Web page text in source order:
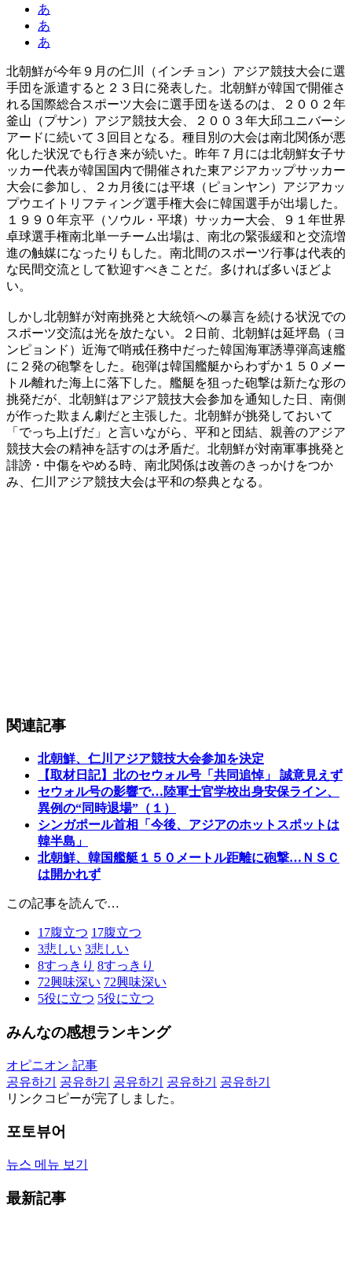
あ
あ
あ
北朝鮮が今年９月の仁川（インチョン）アジア競技大会に選
手団を派遣すると２３日に発表した。北朝鮮が韓国で開催さ
れる国際総合スポーツ大会に選手団を送るのは、２００２年
釜山（プサン）アジア競技大会、２００３年大邱ユニバーシ
アードに続いて３回目となる。種目別の大会は南北関係が悪
化した状況でも行き来が続いた。昨年７月には北朝鮮女子サ
ッカー代表が韓国国内で開催された東アジアカップサッカー
大会に参加し、２カ月後には平壌（ピョンヤン）アジアカッ
プウエイトリフティング選手権大会に韓国選手が出場した。
１９９０年京平（ソウル・平壌）サッカー大会、９１年世界
卓球選手権南北単一チーム出場は、南北の緊張緩和と交流増
進の触媒になったりもした。南北間のスポーツ行事は代表的
な民間交流として歓迎すべきことだ。多ければ多いほどよ
い。
しかし北朝鮮が対南挑発と大統領への暴言を続ける状況での
スポーツ交流は光を放たない。２日前、北朝鮮は延坪島（ヨ
ンピョンド）近海で哨戒任務中だった韓国海軍誘導弾高速艦
に２発の砲撃をした。砲弾は韓国艦艇からわずか１５０メー
トル離れた海上に落下した。艦艇を狙った砲撃は新たな形の
挑発だが、北朝鮮はアジア競技大会参加を通知した日、南側
が作った欺まん劇だと主張した。北朝鮮が挑発しておいて
「でっち上げだ」と言いながら、平和と団結、親善のアジア
競技大会の精神を話すのは矛盾だ。北朝鮮が対南軍事挑発と
誹謗・中傷をやめる時、南北関係は改善のきっかけをつか
み、仁川アジア競技大会は平和の祭典となる。
関連記事
北朝鮮、仁川アジア競技大会参加を決定
【取材日記】北のセウォル号「共同追悼」 誠意見えず
セウォル号の影響で…陸軍士官学校出身安保ライン、
異例の“同時退場”（１）
シンガポール首相「今後、アジアのホットスポットは
韓半島」
北朝鮮、韓国艦艇１５０メートル距離に砲撃…ＮＳＣ
は開かれず
この記事を読んで…
17腹立つ 17腹立つ
3悲しい 3悲しい
8すっきり 8すっきり
72興味深い 72興味深い
5役に立つ 5役に立つ
みんなの感想ランキング
オピニオン 記事
공유하기
공유하기 공유하기 공유하기
공유하기
リンクコピーが完了しました。
포토뷰어
뉴스 메뉴 보기
最新記事